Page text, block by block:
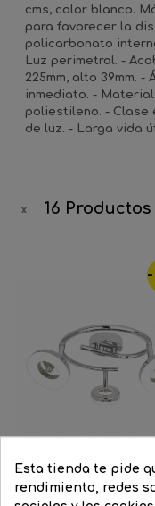
cms, color blanco.
para favorecer la
policarbonato
Luz perimetral. -
225mm, alto 39mm. -
inmediato. -
poliestileno. - Clase
de luz. - Larga vida
16
-
Esta tienda te pide
rendimiento, redes